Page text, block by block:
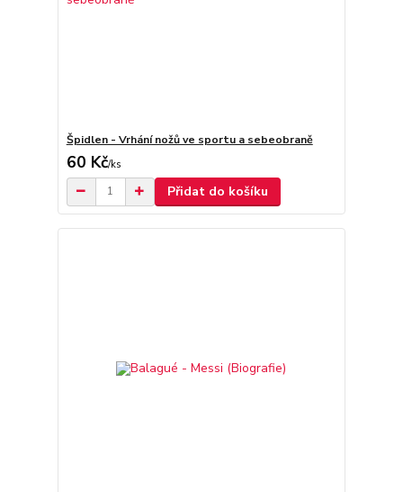
Špidlen - Vrhání nožů ve sportu a sebeobraně
60 Kč/ks
Přidat do košíku